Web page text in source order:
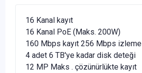
16 Kanal kayıt
16 Kanal PoE (Maks. 200W)
160 Mbps kayıt 256 Mbps izleme
4 adet 6 TB'ye kadar disk deteği
12 MP Maks . çözünürlükte kayıt